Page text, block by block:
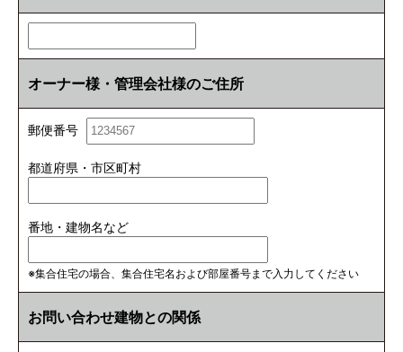
オーナー様・管理会社様のご住所
郵便番号
都道府県・市区町村
番地・建物名など
※集合住宅の場合、集合住宅名および部屋番号まで入力してください
お問い合わせ建物との関係